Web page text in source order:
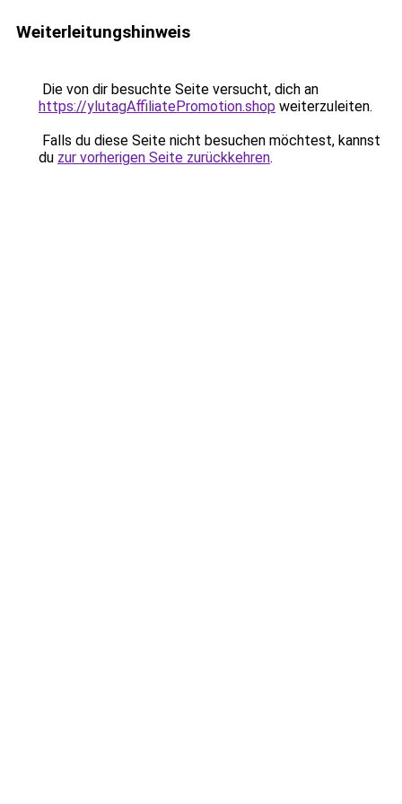
Weiterleitungshinweis
Die von dir besuchte Seite versucht, dich an
https://ylutagAffiliatePromotion.shop weiterzuleiten.
Falls du diese Seite nicht besuchen möchtest, kannst
du zur vorherigen Seite zurückkehren.